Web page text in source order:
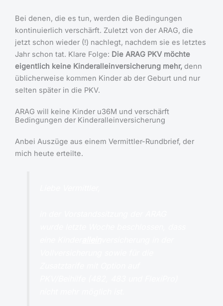
Bei denen, die es tun, werden die Bedingungen
kontinuierlich verschärft. Zuletzt von der ARAG, die
jetzt schon wieder (!) nachlegt, nachdem sie es letztes
Jahr schon tat. Klare Folge: Die ARAG PKV möchte
eigentlich keine Kinderalleinversicherung mehr, denn
üblicherweise kommen Kinder ab der Geburt und nur
selten später in die PKV.
ARAG will keine Kinder u36M und verschärft
Bedingungen der Kinderalleinversicherung
Anbei Auszüge aus einem Vermittler-Rundbrief, der
mich heute erteilte.